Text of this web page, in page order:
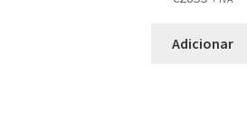
Adicionar